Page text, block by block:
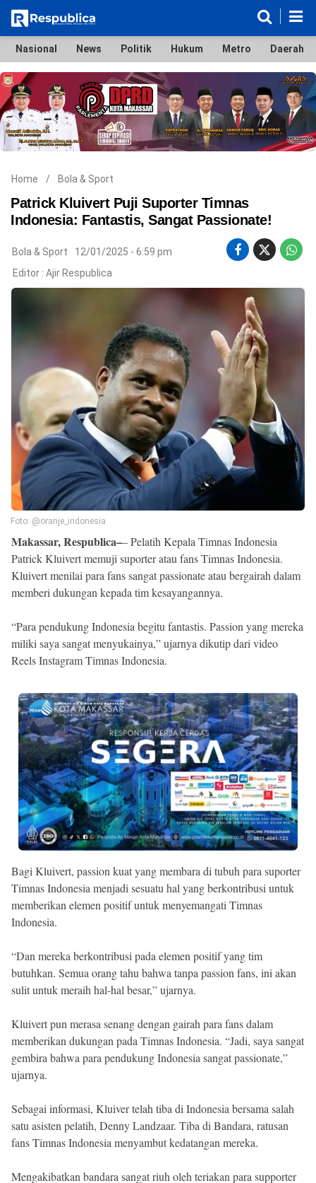
Nasional
News
Politik
Hukum
Metro
Daerah
Ekonomi & Bisnis
Lifestyle
Otomotif
Bola & Sport
Edukasi
Tokoh
Hiburan
©
Copyright
2026
Respublica
.
Nasional News Politik Hukum Metro Daerah
Home / Bola & Sport
Patrick Kluivert Puji Suporter Timnas
Indonesia: Fantastis, Sangat Passionate!
Bola & Sport
12/01/2025 - 6:59 pm
Editor : Ajir Respublica
Foto: @oranje_indonesia
Makassar, Respublica–– Pelatih Kepala Timnas Indonesia
Patrick Kluivert memuji suporter atau fans Timnas Indonesia.
Kluivert menilai para fans sangat passionate atau bergairah dalam
memberi dukungan kepada tim kesayangannya.
“Para pendukung Indonesia begitu fantastis. Passion yang mereka
miliki saya sangat menyukainya,” ujarnya dikutip dari video
Reels Instagram Timnas Indonesia.
Bagi Kluivert, passion kuat yang membara di tubuh para suporter
Timnas Indonesia menjadi sesuatu hal yang berkontribusi untuk
memberikan elemen positif untuk menyemangati Timnas
Indonesia.
“Dan mereka berkontribusi pada elemen positif yang tim
butuhkan. Semua orang tahu bahwa tanpa passion fans, ini akan
sulit untuk meraih hal-hal besar,” ujarnya.
Kluivert pun merasa senang dengan gairah para fans dalam
memberikan dukungan pada Timnas Indonesia. “Jadi, saya sangat
gembira bahwa para pendukung Indonesia sangat passionate,”
ujarnya.
Sebagai informasi, Kluiver telah tiba di Indonesia bersama salah
satu asisten pelatih, Denny Landzaar. Tiba di Bandara, ratusan
fans Timnas Indonesia menyambut kedatangan mereka.
Mengakibatkan bandara sangat riuh oleh teriakan para supporter